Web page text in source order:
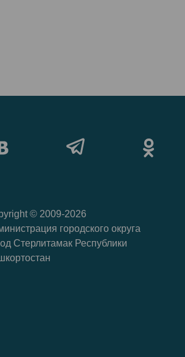
© 2009-2026
городского округа
Стерлитамак Республики